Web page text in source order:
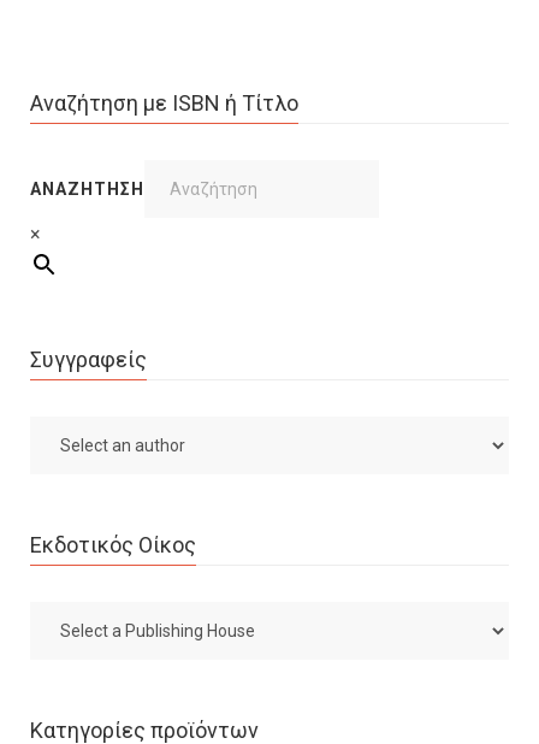
Αναζήτηση με ISBN ή Τίτλο
ΑΝΑΖΉΤΗΣΗ
×
Συγγραφείς
Εκδοτικός Οίκος
Κατηγορίες προϊόντων